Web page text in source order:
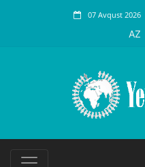
07 Avqust 2026
AZ